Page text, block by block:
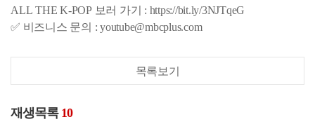
ALL THE K-POP 보러 가기 : https://bit.ly/3NJTqeG
✅ 비즈니스 문의 : youtube@mbcplus.com
목록보기
재생목록 10